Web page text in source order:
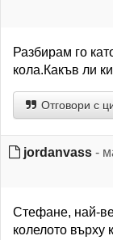
Разбирам го
кола.Какъв ли
Отговори с
jordanvass -
Стефане, най-
колелото върху